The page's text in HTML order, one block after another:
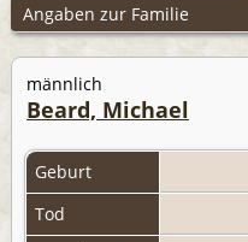
Angaben zur Familie
männlich
Beard, Michael
Geburt
Tod